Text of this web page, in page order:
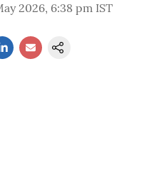
2026, 6:38 pm IST